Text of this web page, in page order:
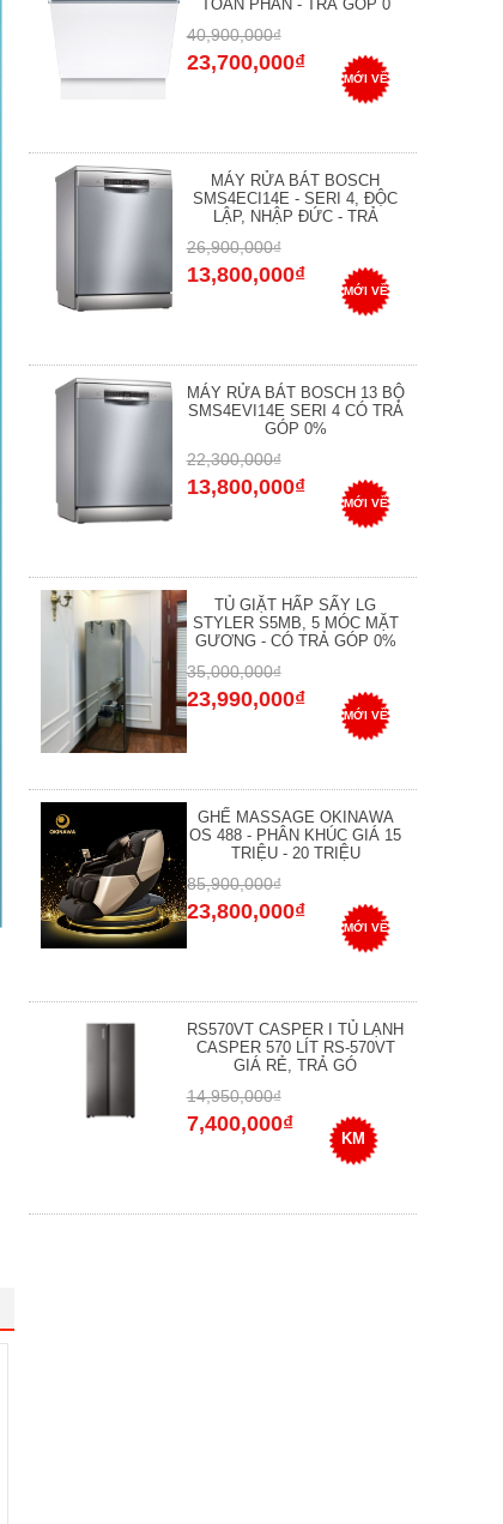
TOÀN PHẦN - TRẢ GÓP 0
40,900,000₫
23,700,000₫
MỚI VỀ
MÁY RỬA BÁT BOSCH
SMS4ECI14E - SERI 4, ĐỘC
LẬP, NHẬP ĐỨC - TRẢ
26,900,000₫
13,800,000₫
MỚI VỀ
MÁY RỬA BÁT BOSCH 13 BỘ
SMS4EVI14E SERI 4 CÓ TRẢ
GÓP 0%
22,300,000₫
13,800,000₫
MỚI VỀ
TỦ GIẶT HẤP SẤY LG
STYLER S5MB, 5 MÓC MẶT
GƯƠNG - CÓ TRẢ GÓP 0%
35,000,000₫
23,990,000₫
MỚI VỀ
GHẾ MASSAGE OKINAWA
OS 488 - PHÂN KHÚC GIÁ 15
TRIỆU - 20 TRIỆU
85,900,000₫
23,800,000₫
MỚI VỀ
RS570VT CASPER I TỦ LẠNH
CASPER 570 LÍT RS-570VT
GIÁ RẺ, TRẢ GÓ
14,950,000₫
7,400,000₫
KM